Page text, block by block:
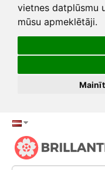
vietnes datplūsmu
mūsu apmeklētāji.